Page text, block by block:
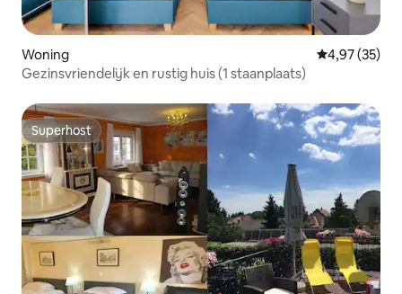
Woning Gemiddelde
4,97 (35)
Gezinsvriendelijk en rustig huis (1 staanplaats)
Superhost
Superhost